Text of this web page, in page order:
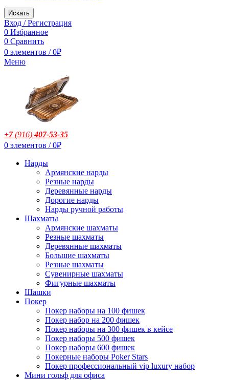
Искать
Вход / Регистрация
0 Избранное
0 Сравнить
0 элементов / 0₽
Меню
+7(916)407-53-35
0 элементов / 0₽
Нарды
Армянские нарды
Резные нарды
Деревянные нарды
Дорогие нарды
Нарды ручной работы
Шахматы
Армянские шахматы
Резные шахматы
Деревянные шахматы
Большие шахматы
Резные шахматы
Сувенирные шахматы
Фигурные шахматы
Шашки
Покер
Покер наборы на 100 фишек
Покер набор на 200 фишек
Покер наборы на 300 фишек в кейсе
Покер наборы 500 фишек
Покер наборы 600 фишек
Покерные наборы Poker Stars
Покер профессиональный vip luxury набор
Мини гольф для офиса